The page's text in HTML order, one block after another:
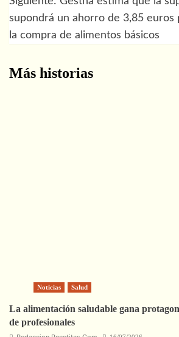
entradas
supondrá un ahorro de 3,85 euros
la compra de alimentos básicos
Más historias
Noticias Salud
La alimentación saludable gana
de profesionales